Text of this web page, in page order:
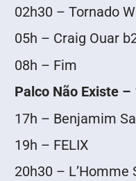
02h30 – Tornado
05h – Craig Ouar
08h – Fim
Palco Não Existe –
17h – Benjamim
19h – FELIX
20h30 – L’Homme